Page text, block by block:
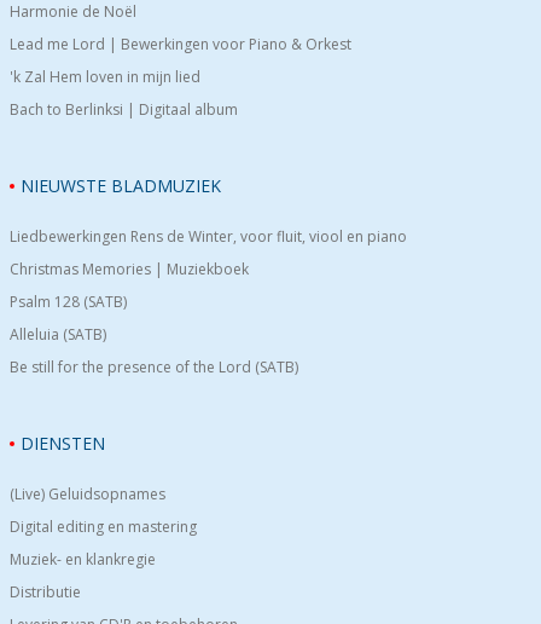
Harmonie de Noël
Lead me Lord | Bewerkingen voor Piano & Orkest
'k Zal Hem loven in mijn lied
Bach to Berlinksi | Digitaal album
NIEUWSTE BLADMUZIEK
Liedbewerkingen Rens de Winter, voor fluit, viool en piano
Christmas Memories | Muziekboek
Psalm 128 (SATB)
Alleluia (SATB)
Be still for the presence of the Lord (SATB)
DIENSTEN
(Live) Geluidsopnames
Digital editing en mastering
Muziek- en klankregie
Distributie